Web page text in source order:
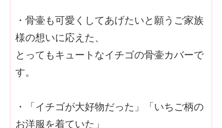
・骨壷も可愛くしてあげたいと願うご家族
様の想いに応えた、
とってもキュートなイチゴの骨壷カバーで
す。
・「イチゴが大好物だった」「いちご柄の
お洋服を着ていた」